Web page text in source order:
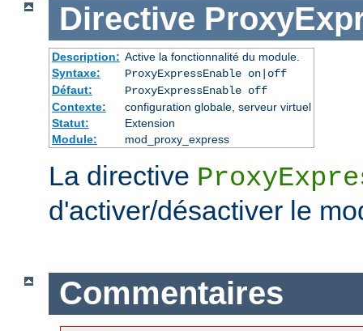
Directive
Description: Active la fonctionnalité du module.
Syntaxe:
ProxyExpressEnable on|off
Défaut:
ProxyExpressEnable off
Contexte:
configuration globale, serveur virtuel
Statut:
Extension
Module:
mod_proxy_express
La directive
d'activer/désactiver le
Commentaires